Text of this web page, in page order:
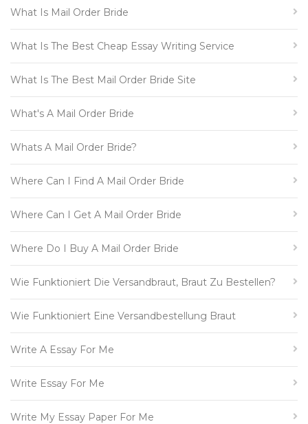
What Is Mail Order Bride
What Is The Best Cheap Essay Writing Service
What Is The Best Mail Order Bride Site
What's A Mail Order Bride
Whats A Mail Order Bride?
Where Can I Find A Mail Order Bride
Where Can I Get A Mail Order Bride
Where Do I Buy A Mail Order Bride
Wie Funktioniert Die Versandbraut, Braut Zu Bestellen?
Wie Funktioniert Eine Versandbestellung Braut
Write A Essay For Me
Write Essay For Me
Write My Essay Paper For Me